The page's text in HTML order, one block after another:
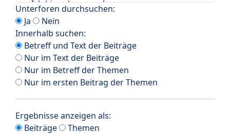
Unterforen durchsuchen:
Ja
Nein
Innerhalb suchen:
Betreff und Text der Beiträge
Nur im Text der Beiträge
Nur im Betreff der Themen
Nur im ersten Beitrag der Themen
Ergebnisse anzeigen als:
Beiträge
Themen